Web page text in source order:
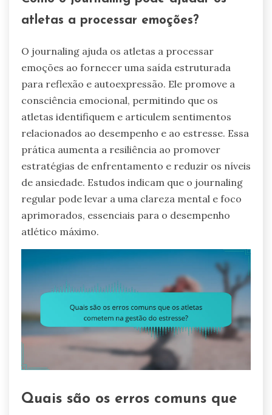
atletas a processar emoções?
O journaling ajuda os atletas a processar
emoções ao fornecer uma saída estruturada
para reflexão e autoexpressão. Ele promove a
consciência emocional, permitindo que os
atletas identifiquem e articulem sentimentos
relacionados ao desempenho e ao estresse. Essa
prática aumenta a resiliência ao promover
estratégias de enfrentamento e reduzir os níveis
de ansiedade. Estudos indicam que o journaling
regular pode levar a uma clareza mental e foco
aprimorados, essenciais para o desempenho
atlético máximo.
Quais são os erros comuns que